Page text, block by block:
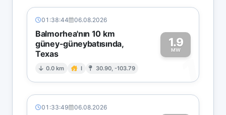
01:38:44 06.08.2026
Balmorhea'nın 10 km
güney-güneybatısında,
Texas
0.0 km I 30.90, -103.79
1.9
MW
1
01:33:49 06.08.2026